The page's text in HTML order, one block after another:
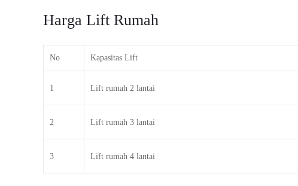
Harga Lift Rumah
No Kapasitas Lift
1 Lift rumah 2 lantai
2 Lift rumah 3 lantai
3 Lift rumah 4 lantai